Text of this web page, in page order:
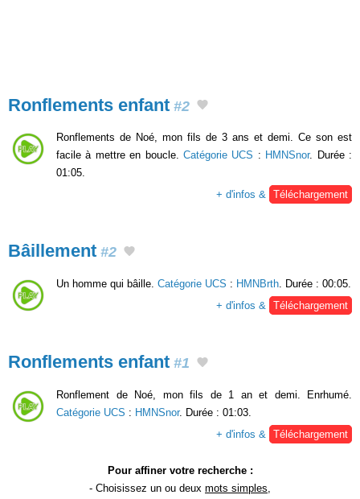
Ronflements enfant #2
Ronflements de Noé, mon fils de 3 ans et demi. Ce son est
facile à mettre en boucle. Catégorie UCS : HMNSnor. Durée :
01:05.
+ d'infos & Téléchargement
Bâillement #2
Un homme qui bâille. Catégorie UCS : HMNBrth . Durée : 00:05.
+ d'infos &
Téléchargement
Ronflements enfant #1
Ronflement de Noé, mon fils de 1 an et demi. Enrhumé.
Catégorie UCS : HMNSnor. Durée : 01:03.
+ d'infos &
Téléchargement
Pour affiner votre recherche :
- Choisissez un ou deux mots simples